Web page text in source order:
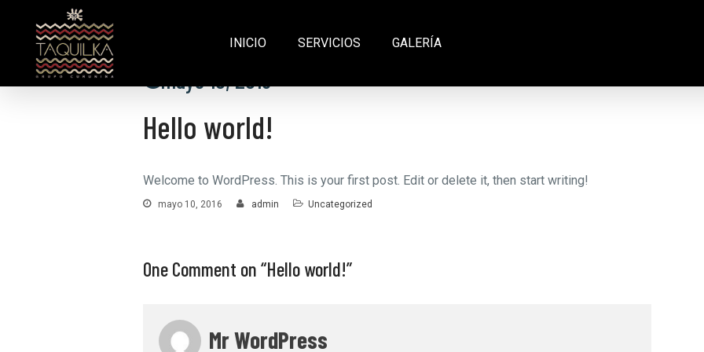
INICIO SERVICIOS GALERÍA
mayo 10, 2016
Hello world!
Welcome to WordPress. This is your first post. Edit or delete it, then start writing!
mayo 10, 2016 admin Uncategorized
One Comment on “Hello world!”
Mr WordPress